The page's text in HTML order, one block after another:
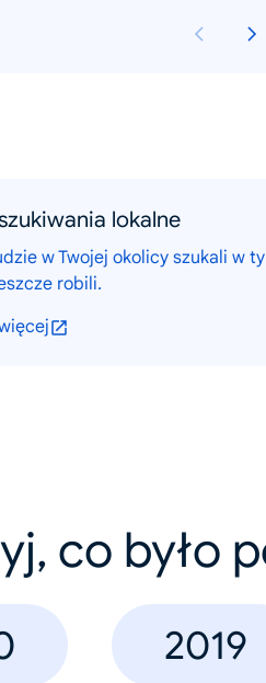
lokalne
w Twojej okolicy szukali w
robili.
co było
2019